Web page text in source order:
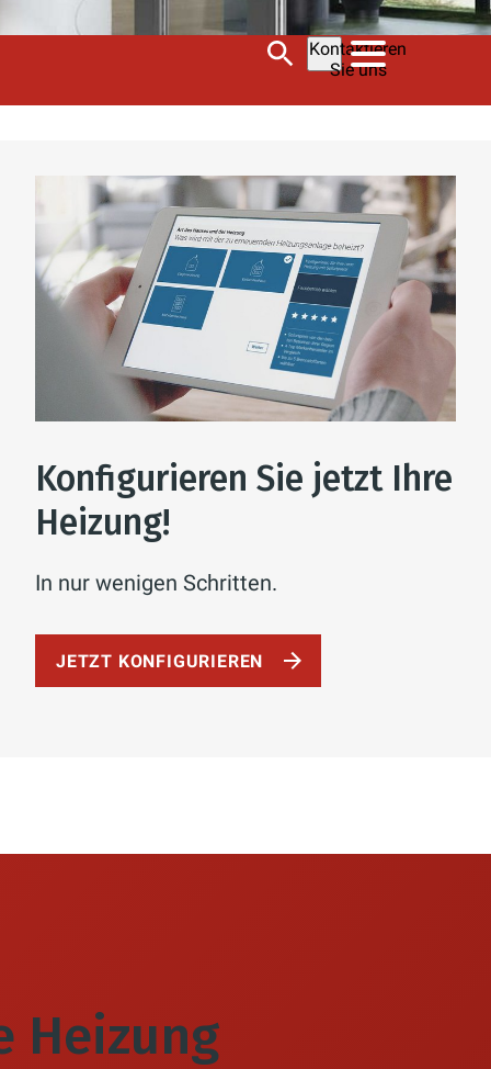
Kontaktieren
Sie uns
Konfigurieren Sie jetzt Ihre
Heizung!
In nur wenigen Schritten.
JETZT KONFIGURIEREN